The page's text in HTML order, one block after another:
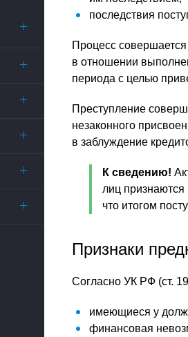
последствия
Процесс совершается
в отношении
периода с целью
Преступление
незаконного
в заблуждение
К сведению!
лиц
что итогом
Признаки
Согласно УК РФ (ст.
имеющиеся у
финансовая